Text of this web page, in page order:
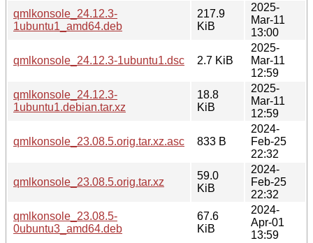
qmlkonsole_24.12.3-
1ubuntu1_amd64.deb
217.9
KiB
2025-
Mar-11
13:00
qmlkonsole_24.12.3-1ubuntu1.dsc 2.7 KiB
2025-
Mar-11
12:59
qmlkonsole_24.12.3-
1ubuntu1.debian.tar.xz
18.8
KiB
2025-
Mar-11
12:59
qmlkonsole_23.08.5.orig.tar.xz.asc 833 B
2024-
Feb-25
22:32
qmlkonsole_23.08.5.orig.tar.xz
59.0
KiB
2024-
Feb-25
22:32
qmlkonsole_23.08.5-
0ubuntu3_amd64.deb
67.6
KiB
2024-
Apr-01
13:59